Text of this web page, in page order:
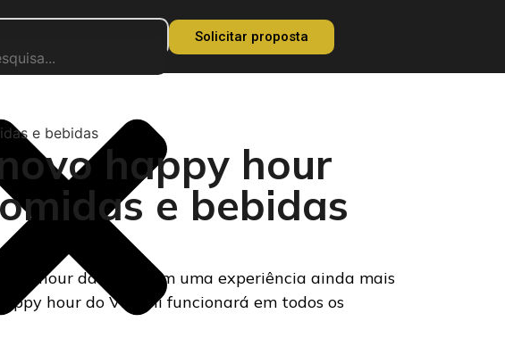
Solicitar proposta
e bebidas
happy hour
e bebidas
hour da casa, com uma experiência ainda mais
hour do Vignoli funcionará em todos os